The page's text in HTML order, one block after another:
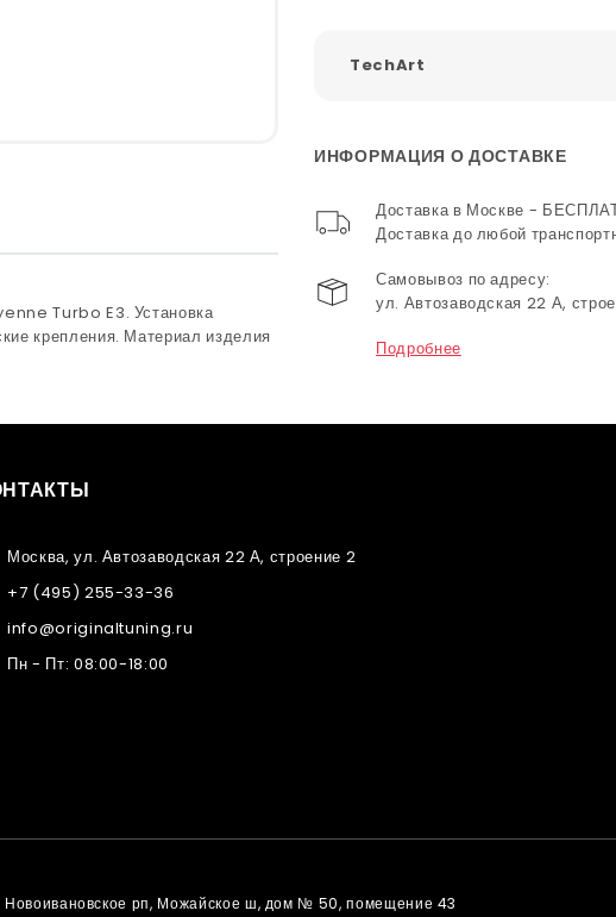
Turbo E3. Установка
крепления. Материал изделия
TechArt
ИНФОРМАЦИЯ О ДОСТАВКЕ
Доставка в Москве -
Доставка до любой
Самовывоз по адресу:
ул. Автозаводская 22 А,
Подробнее
Москва, ул. Автозаводская 22 А, строение 2
+7 (495) 255-33-36
info@originaltuning.ru
Пн - Пт: 08:00-18:00
Новоивановское рп, Можайское ш, дом № 50, помещение 43